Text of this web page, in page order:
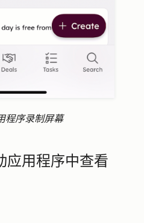
程序录制屏幕
用程序中查看